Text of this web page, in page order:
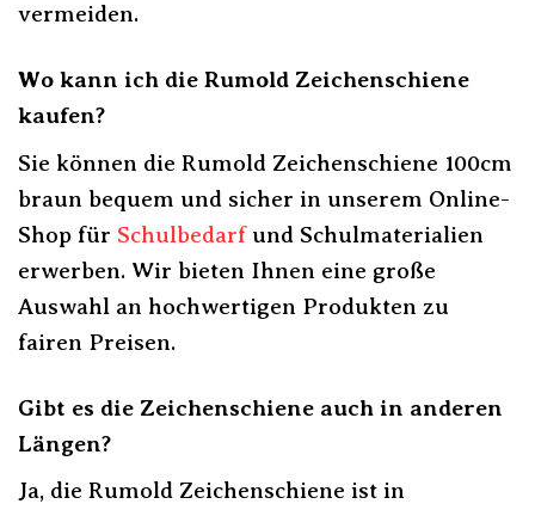
vermeiden.
Wo kann ich die Rumold Zeichenschiene
kaufen?
Sie können die Rumold Zeichenschiene 100cm
braun bequem und sicher in unserem Online-
Shop für Schulbedarfund Schulmaterialien
erwerben. Wir bieten Ihnen eine große
Auswahl an hochwertigen Produkten zu
fairen Preisen.
Gibt es die Zeichenschiene auch in anderen
Längen?
Ja, die Rumold Zeichenschiene ist in